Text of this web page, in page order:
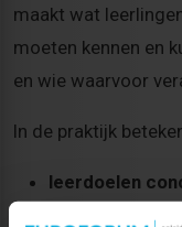
maakt wat
moeten kennen en
en wie waarvoor
In de praktijk
leerdoelen
onderwijsniveau